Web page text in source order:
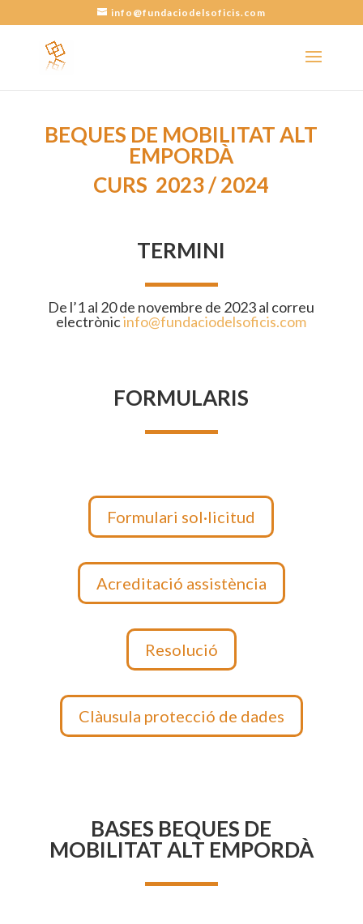
info@fundaciodelsoficis.com
BEQUES DE MOBILITAT ALT
EMPORDÀ
CURS 2023 / 2024
TERMINI
De l’1 al 20 de novembre de 2023 al correu
electrònicinfo@fundaciodelsoficis.com
FORMULARIS
Formulari sol·licitud
Acreditació assistència
Resolució
Clàusula protecció de dades
BASES BEQUES DE
MOBILITAT ALT EMPORDÀ